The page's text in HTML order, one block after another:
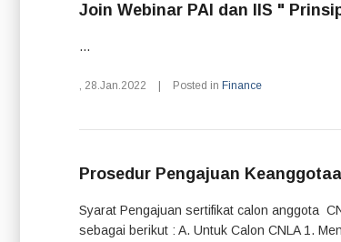
Join Webinar PAI dan IIS "
...
, 28.Jan.2022 Posted in Finance
Prosedur Pengajuan
Syarat Pengajuan sertifikat calon anggota
sebagai berikut : A. Untuk Calon CNLA 1.